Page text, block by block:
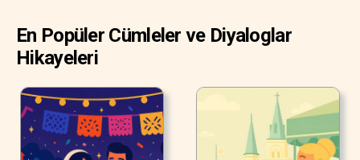
En Popüler Cümleler ve Diyaloglar
Hikayeleri